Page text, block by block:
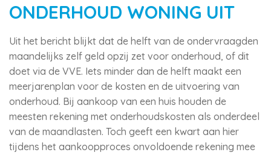
ONDERHOUD WONING UIT
Uit het bericht blijkt dat de helft van de ondervraagden
maandelijks zelf geld opzij zet voor onderhoud, of dit
doet via de VVE. Iets minder dan de helft maakt een
meerjarenplan voor de kosten en de uitvoering van
onderhoud. Bij aankoop van een huis houden de
meesten rekening met onderhoudskosten als onderdeel
van de maandlasten. Toch geeft een kwart aan hier
tijdens het aankoopproces onvoldoende rekening mee